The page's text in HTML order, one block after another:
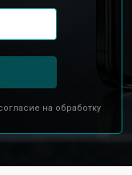
на обработку